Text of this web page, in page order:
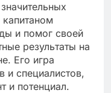
и помог своей
результаты на
Его игра
и специалистов,
и потенциал.